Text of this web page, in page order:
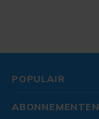
POPULAIR
ABONNEMENTEN